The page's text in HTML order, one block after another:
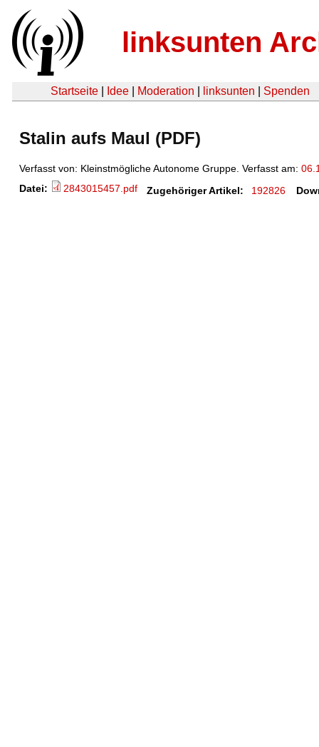
linksunten
Startseite Idee Moderation linksunten Spenden
Stalin aufs Maul (PDF)
Verfasst von: Kleinstmögliche Autonome Gruppe. Verfasst am:
Datei:
2843015457.pdf Zugehöriger Artikel: 192826